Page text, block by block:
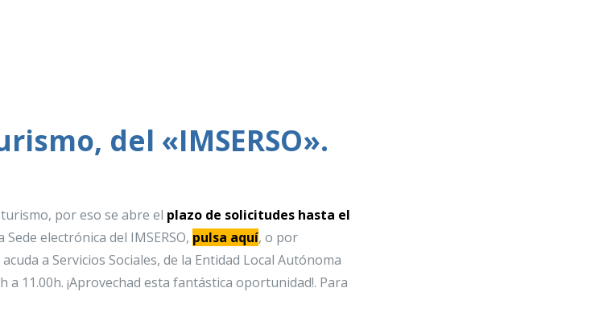
del «IMSERSO».
por eso se abre el plazo de solicitudes hasta el
electrónica del IMSERSO, pulsa aquí, o por
acuda a Servicios Sociales, de la Entidad Local Autónoma
11.00h. ¡Aprovechad esta fantástica oportunidad!. Para